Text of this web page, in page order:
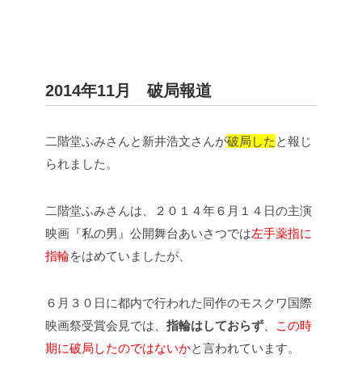
2014年11月 破局報道
二階堂ふみさんと新井浩文さんが破局した と報じ
られました。
二階堂ふみさんは、２０１４年６月１４日の主演
映画『私の男』公開舞台あいさつでは左手薬指に
指輪をはめていましたが、
６月３０日に都内で行われた同作のモスクワ国際
映画祭受賞会見では、 指輪はしておらず
この時
期に破局したのではないかと言われています。